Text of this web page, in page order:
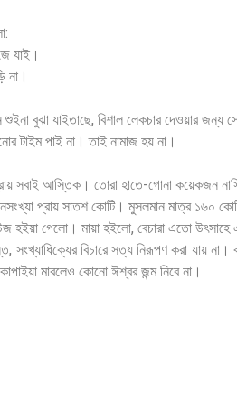
যাই।
না।
শুইনা বুঝা যাইতাছে, বিশাল লেকচার দেওয়ার
টাইম পাই না। তাই নামাজ হয় না।
সবাই আস্তিক। তোরা হাতে-গোনা কয়েকজন
প্রায় সাতশ কোটি। মুসলমান মাত্র ১৬০
হইয়া গেলো। মায়া হইলো, বেচারা এতো উৎসাহে
সংখ্যাধিক্যের বিচারে সত্য নিরূপণ করা যায়
মারলেও কোনো ঈশ্বর জন্ম নিবে না।